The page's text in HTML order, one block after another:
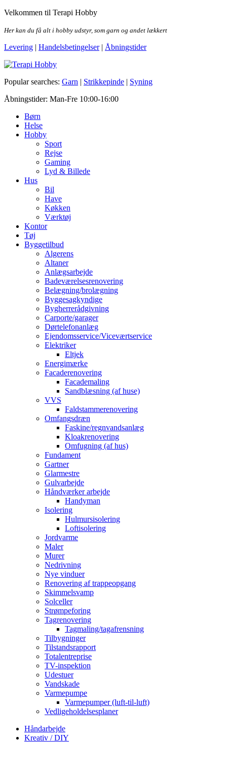
Skip
the
Velkommen til Terapi Hobby
Her kan du få alt i hobby udstyr, som garn og andet lækkert
Levering | Handelsbetingelser| Åbningstider
Terapi Hobby
Popular searches: Garn | Strikkepinde | Syning
Åbningstider: Man-Fre 10:00-16:00
Børn
Helse
Hobby
Sport
Rejse
Gaming
Lyd & Billede
Hus
Bil
Have
Køkken
Værktøj
Kontor
Tøj
Byggetilbud
Algerens
Altaner
Anlægsarbejde
Badeværelsesrenovering
Belægning/brolægning
Byggesagkyndige
Bygherrerådgivning
Carporte/garager
Dørtelefonanlæg
Ejendomsservice/Viceværtservice
Elektriker
Eltjek
Energimærke
Facaderenovering
Facademaling
Sandblæsning (af huse)
VVS
Faldstammerenovering
Omfangsdræn
Faskine/regnvandsanlæg
Kloakrenovering
Omfugning (af hus)
Fundament
Gartner
Glarmestre
Gulvarbejde
Håndværker arbejde
Handyman
Isolering
Hulmursisolering
Loftisolering
Jordvarme
Maler
Murer
Nedrivning
Nye vinduer
Renovering af trappeopgang
Skimmelsvamp
Solceller
Strømpeforing
Tagrenovering
Tagmaling/tagafrensning
Tilbygninger
Tilstandsrapport
Totalentreprise
TV-inspektion
Udestuer
Vandskade
Varmepumpe
Varmepumper (luft-til-luft)
Vedligeholdelsesplaner
Håndarbejde
Kreativ / DIY